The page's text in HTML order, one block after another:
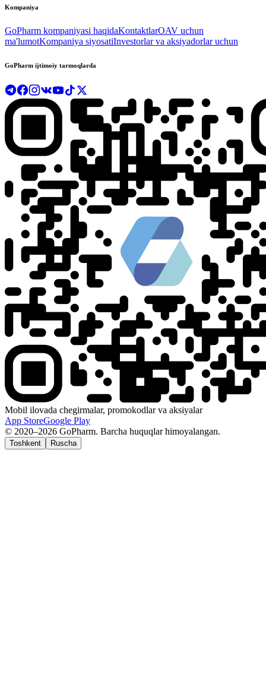
Kompaniya
GoPharm kompaniyasi haqidaKontaktlarOAV uchun
ma'lumotKompaniya siyosatiInvestorlar va aksiyadorlar uchun
GoPharm ijtimoiy tarmoqlarda
Mobil ilovada chegirmalar, promokodlar va aksiyalar
App StoreGoogle Play
© 2020–2026 GoPharm. Barcha huquqlar himoyalangan.
Toshkent Ruscha